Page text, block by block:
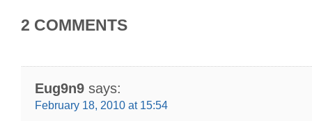
2 COMMENTS
Eug9n9 says:
February 18, 2010 at 15:54